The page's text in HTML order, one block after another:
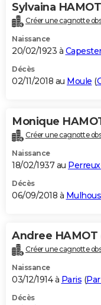
Sylvaina HAMOT
Créer une cagnotte
Naissance
20/02/1923 à
Décès
02/11/2018 au Moule (
Monique
Créer une cagnotte
Naissance
18/02/1937 au
Décès
06/09/2018 à
Andree HAMOT
Créer une cagnotte
Naissance
03/12/1914 à Paris (
Décès